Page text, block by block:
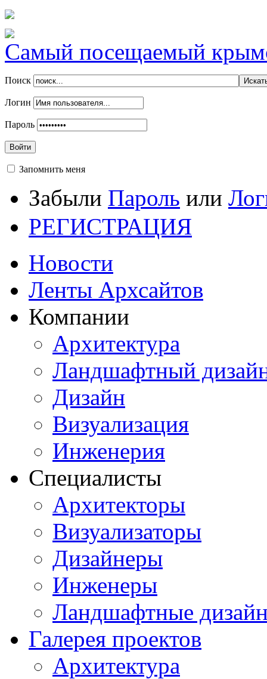
Самый посещаемый
Поиск
Логин
Пароль
Войти
Запомнить меня
Забыли Пароль или
РЕГИСТРАЦИЯ
Новости
Ленты Архсайтов
Компании
Архитектура
Ландшафтный
Дизайн
Визуализация
Инженерия
Специалисты
Архитекторы
Визуализаторы
Дизайнеры
Инженеры
Ландшафтные
Галерея проектов
Архитектура